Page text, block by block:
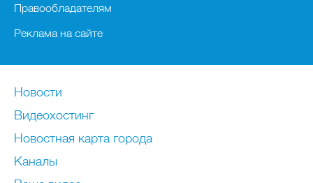
Правообладателям
Реклама на сайте
Новости
Видеохостинг
Новостная карта города
Каналы